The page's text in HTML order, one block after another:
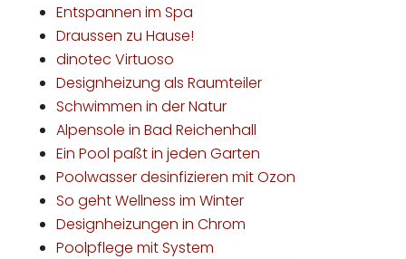
Entspannen im Spa
Draussen zu Hause!
dinotec Virtuoso
Designheizung als Raumteiler
Schwimmen in der Natur
Alpensole in Bad Reichenhall
Ein Pool paßt in jeden Garten
Poolwasser desinfizieren mit Ozon
So geht Wellness im Winter
Designheizungen in Chrom
Poolpflege mit System